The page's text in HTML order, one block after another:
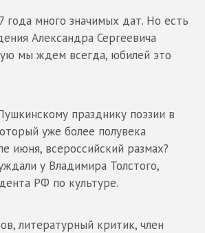
года много значимых дат. Но есть
Александра Сергеевича
мы ждем всегда, юбилей это
празднику поэзии в
уже более полувека
июня, всероссийский размах?
у Владимира Толстого,
РФ по культуре.
литературный критик, член